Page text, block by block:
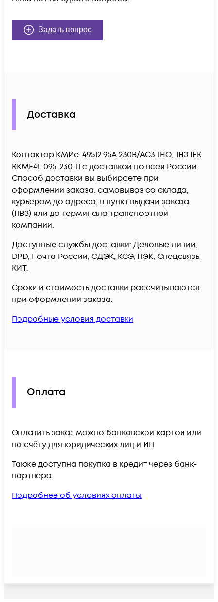
Задать вопрос
Доставка
Контактор КМИе-49512 95А 230В/АС3 1НО; 1НЗ IEK
KKME41-095-230-11 c доставкой по всей России.
Способ доставки вы выбираете при
оформлении заказа: самовывоз со склада,
курьером до адреса, в пункт выдачи заказа
(ПВЗ) или до терминала транспортной
компании.
Доступные службы доставки: Деловые линии,
DPD, Почта России, СДЭК, КСЭ, ПЭК, Спецсвязь,
КИТ.
Сроки и стоимость доставки рассчитываются
при оформлении заказа.
Подробные условия доставки
Оплата
Оплатить заказ можно банковской картой или
по счёту для юридических лиц и ИП.
Также доступна покупка в кредит через банк-
партнёра.
Подробнее об условиях оплаты